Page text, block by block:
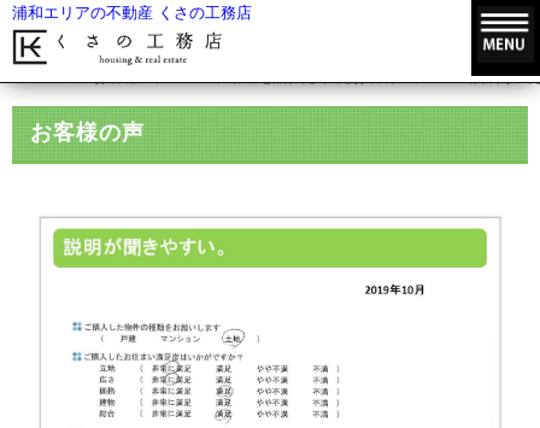
浦和エリアの不動産 くさの工務店
説明が聞
お客様の声